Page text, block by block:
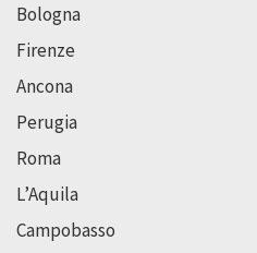
Bologna
Firenze
Ancona
Perugia
Roma
L’Aquila
Campobasso